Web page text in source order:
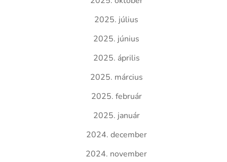
2025. július
2025. június
2025. április
2025. március
2025. február
2025. január
2024. december
2024. november